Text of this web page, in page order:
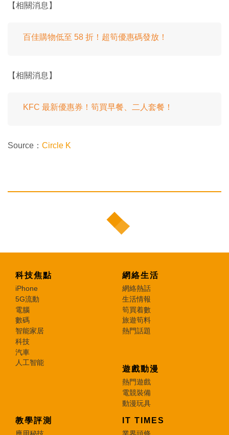
【相關消息】
百佳購物低至 58 折！超筍優惠碼發放！
【相關消息】
KFC 最新優惠券！筍買早餐、二人套餐！
Source： Circle K
科技焦點
iPhone
5G流動
電腦
數碼
智能家居
科技
汽車
人工智能
網絡生活
網絡熱話
生活情報
筍買着數
旅遊筍料
熱門話題
遊戲動漫
熱門遊戲
電競裝備
動漫玩具
教學評測 IT TIMES